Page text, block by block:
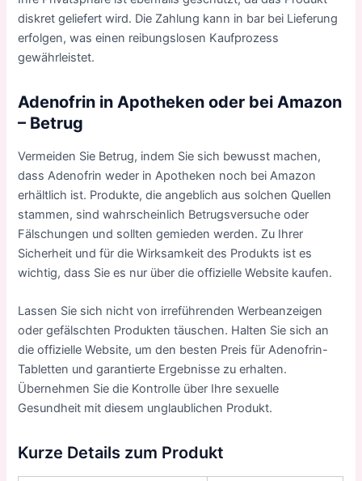
diskret geliefert wird. Die Zahlung kann in bar bei Lieferung
erfolgen, was einen reibungslosen Kaufprozess
gewährleistet.
Adenofrin in Apotheken oder bei Amazon
– Betrug
Vermeiden Sie Betrug, indem Sie sich bewusst machen,
dass Adenofrin weder in Apotheken noch bei Amazon
erhältlich ist. Produkte, die angeblich aus solchen Quellen
stammen, sind wahrscheinlich Betrugsversuche oder
Fälschungen und sollten gemieden werden. Zu Ihrer
Sicherheit und für die Wirksamkeit des Produkts ist es
wichtig, dass Sie es nur über die offizielle Website kaufen.
Lassen Sie sich nicht von irreführenden Werbeanzeigen
oder gefälschten Produkten täuschen. Halten Sie sich an
die offizielle Website, um den besten Preis für Adenofrin-
Tabletten und garantierte Ergebnisse zu erhalten.
Übernehmen Sie die Kontrolle über Ihre sexuelle
Gesundheit mit diesem unglaublichen Produkt.
Kurze Details zum Produkt